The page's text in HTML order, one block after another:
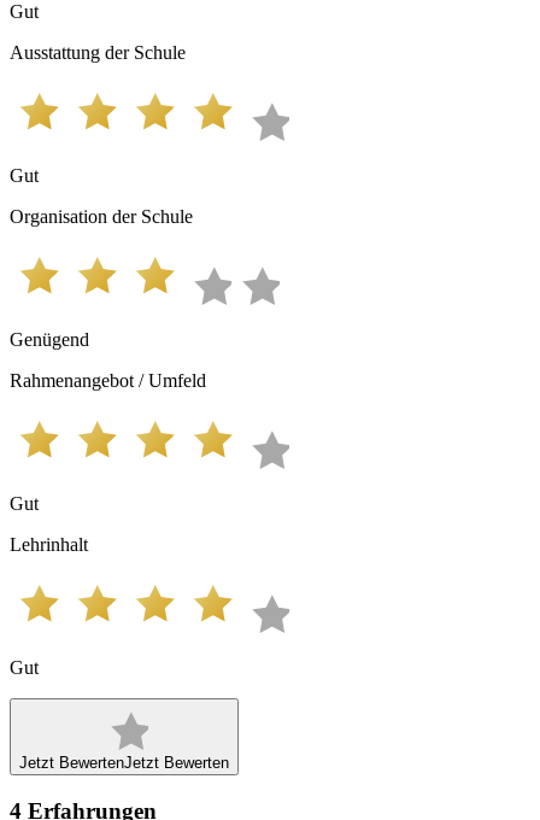
Gut
Ausstattung der Schule
Gut
Organisation der Schule
Genügend
Rahmenangebot / Umfeld
Gut
Lehrinhalt
Gut
Jetzt BewertenJetzt Bewerten
4 Erfahrungen